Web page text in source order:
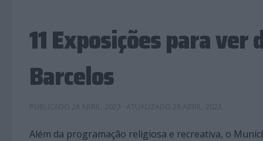
11 Exposições para
Barcelos
Além da programação religiosa e recreativa, o